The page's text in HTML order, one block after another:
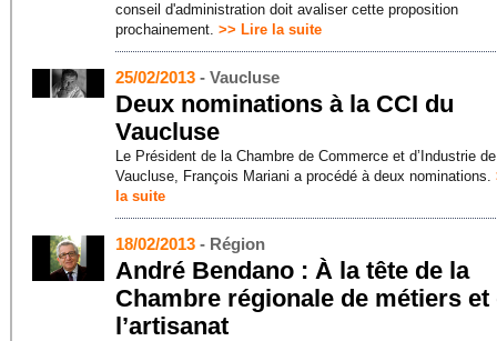
conseil d'administration doit avaliser cette proposition
prochainement. >> Lire la suite
25/02/2013 - Vaucluse
Deux nominations à la CCI du
Vaucluse
Le Président de la Chambre de Commerce et d’Industrie de
Vaucluse, François Mariani a procédé à deux nominations.
la suite
18/02/2013 - Région
André Bendano : À la tête de la
Chambre régionale de métiers et
l’artisanat